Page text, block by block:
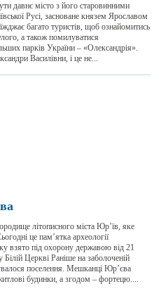
давнє місто з його старовинними
Русі, засноване князем Ярославом
багато туристів, щоб ознайомитись
а також помилуватися
парків України – «Олександрія».
Василівни, і це не...
літописного міста Юр’їв, яке
це пам’ятка археології
взято під охорону державою від 21
Церкві Раніше на заболоченій
поселення. Мешканці Юр’єва
будинки, а згодом – фортецю....